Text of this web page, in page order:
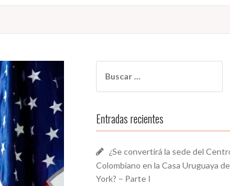
Entradas recientes
¿Se convertirá la sede del
Colombiano en la Casa Uruguaya
York? – Parte I